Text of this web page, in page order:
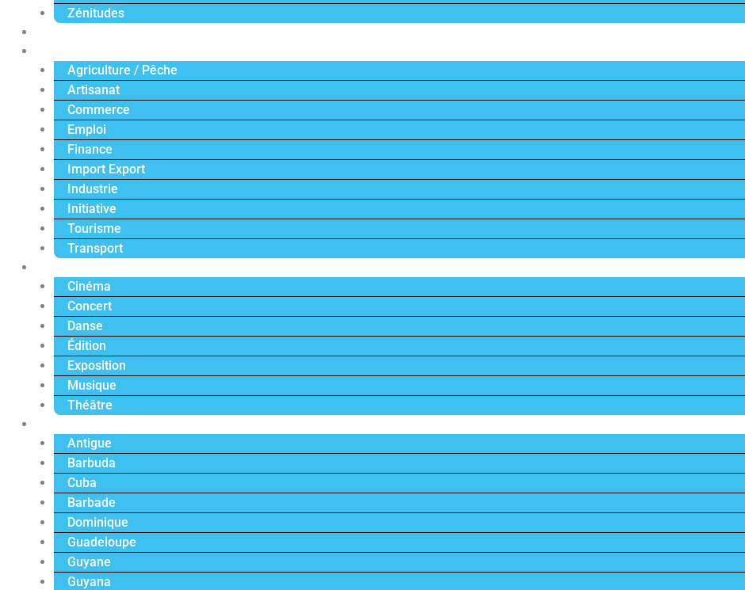
Zénitudes
Agriculture / Pêche
Artisanat
Commerce
Emploi
Finance
Import Export
Industrie
Initiative
Tourisme
Transport
Cinéma
Concert
Danse
Édition
Exposition
Musique
Théâtre
Antigue
Barbuda
Cuba
Barbade
Dominique
Guadeloupe
Guyane
Guyana